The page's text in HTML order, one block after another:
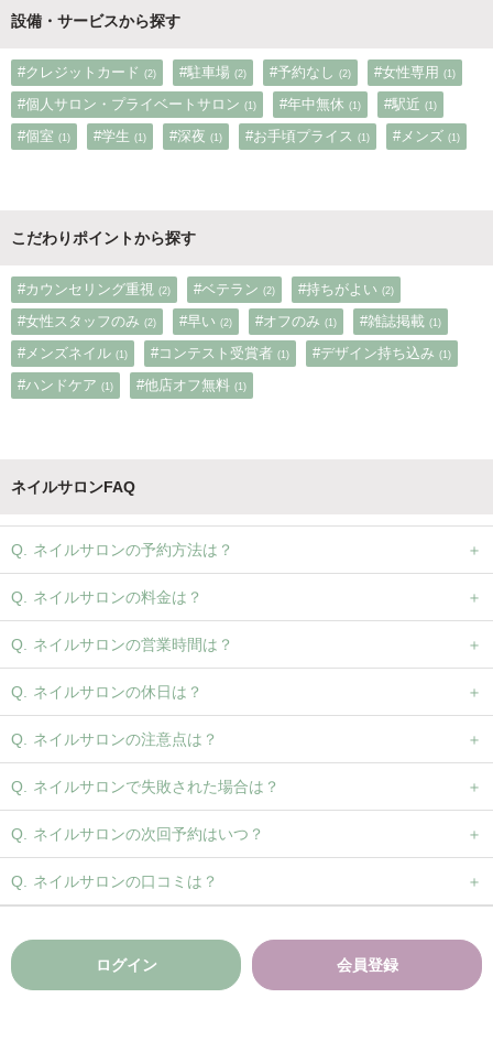
設備・サービスから探す
#クレジットカード (2) #駐車場 (2) #予約なし (2) #女性専用 (1)
#個人サロン・プライベートサロン (1) #年中無休 (1) #駅近 (1)
#個室 (1) #学生 (1) #深夜 (1) #お手頃プライス (1) #メンズ (1)
こだわりポイントから探す
#カウンセリング重視 (2) #ベテラン (2) #持ちがよい (2)
#女性スタッフのみ (2) #早い (2) #オフのみ (1) #雑誌掲載 (1)
#メンズネイル (1) #コンテスト受賞者 (1) #デザイン持ち込み (1)
#ハンドケア (1) #他店オフ無料 (1)
ネイルサロンFAQ
ネイルサロンの予約方法は？
ネイルサロンの料金は？
ネイルサロンの営業時間は？
ネイルサロンの休日は？
ネイルサロンの注意点は？
ネイルサロンで失敗された場合は？
ネイルサロンの次回予約はいつ？
ネイルサロンの口コミは？
ログイン 会員登録